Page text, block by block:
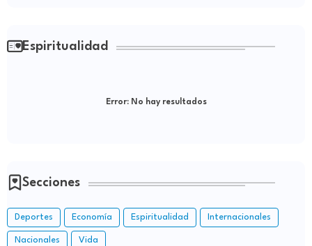
Espiritualidad
Error:No hay resultados
Secciones
Deportes Economía Espiritualidad Internacionales
Nacionales Vida